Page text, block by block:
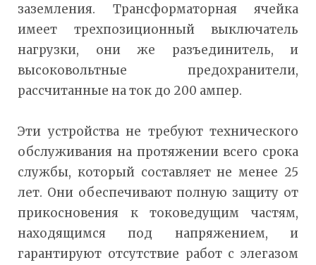
заземления. Tрансформаторная ячейка
имеет трехпозиционный выключатель
нагрузки, они же разъединитель, и
высоковольтные предохранители,
рассчитанные на ток до 200 ампер.
Эти устройства не требуют технического
обслуживания на протяжении всего срока
службы, который составляет не менее 25
лет. Они обеспечивают полную защиту от
прикосновения к токоведущим частям,
находящимся под напряжением, и
гарантируют отсутствие работ с элегазом